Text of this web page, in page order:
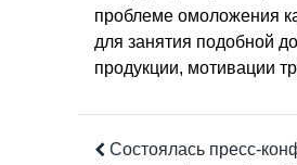
проблеме омоложения
для занятия подобной
продукции, мотивации
Состоялась пресс-